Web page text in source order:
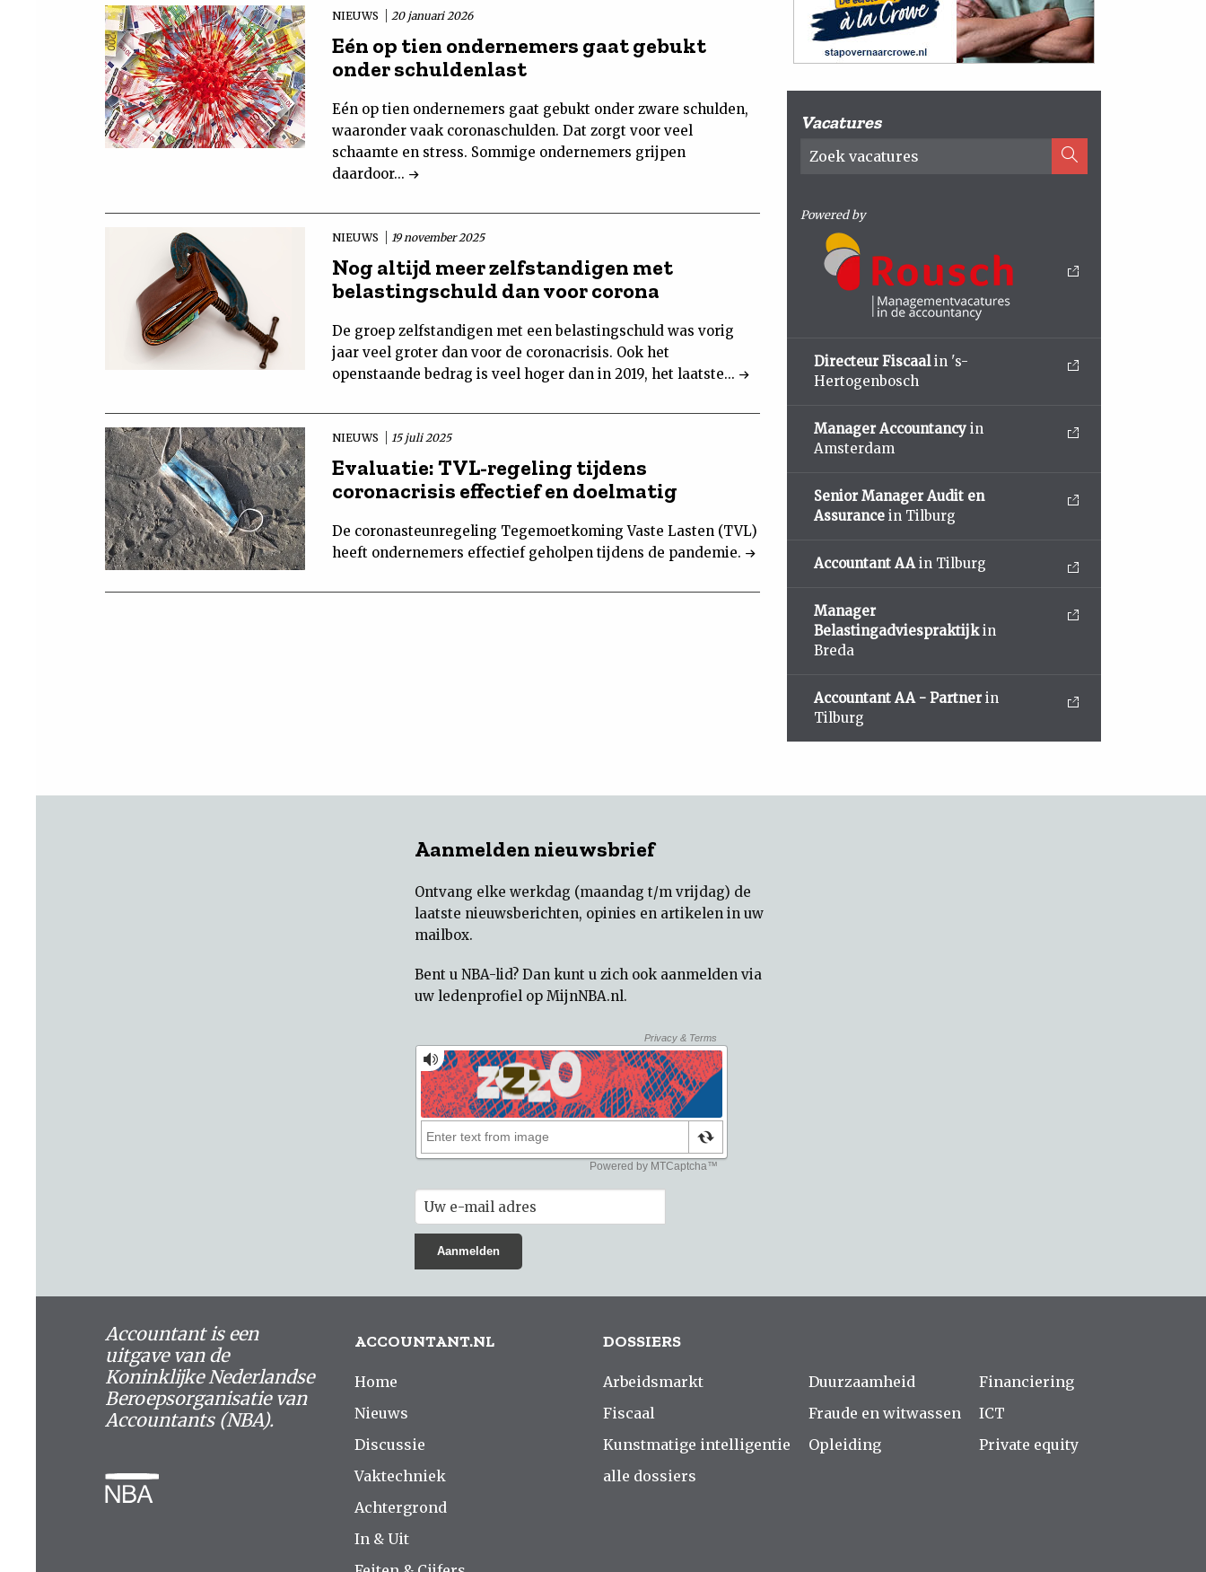
NIEUWS 20 januari 2026
Eén op tien ondernemers gaat gebukt
onder schuldenlast
Eén op tien ondernemers gaat gebukt onder zware schulden,
waaronder vaak coronaschulden. Dat zorgt voor veel
schaamte en stress. Sommige ondernemers grijpen
daardoor...
NIEUWS 19 november 2025
Nog altijd meer zelfstandigen met
belastingschuld dan voor corona
De groep zelfstandigen met een belastingschuld was vorig
jaar veel groter dan voor de coronacrisis. Ook het
openstaande bedrag is veel hoger dan in 2019, het laatste...
NIEUWS 15 juli 2025
Evaluatie: TVL-regeling tijdens
coronacrisis effectief en doelmatig
De coronasteunregeling Tegemoetkoming Vaste Lasten (TVL)
heeft ondernemers effectief geholpen tijdens de pandemie.
Vacatures
Powered by
Directeur Fiscaalin 's-
Hertogenbosch
Manager Accountancy in
Amsterdam
Senior Manager Audit en
Assurance in Tilburg
Accountant AAin Tilburg
Manager
Belastingadviespraktijkin
Breda
Accountant AA - Partner in
Tilburg
Aanmelden nieuwsbrief
Ontvang elke werkdag (maandag t/m vrijdag) de
laatste nieuwsberichten, opinies en artikelen in uw
mailbox.
Bent u NBA-lid? Dan kunt u zich ook aanmelden via
uw ledenprofiel op MijnNBA.nl.
Accountant is een
uitgave van de
Koninklijke Nederlandse
Beroepsorganisatie van
Accountants (NBA).
ACCOUNTANT.NL
Home
Nieuws
Discussie
Vaktechniek
Achtergrond
In & Uit
DOSSIERS
Arbeidsmarkt
Fiscaal
Kunstmatige intelligentie
alle dossiers
Duurzaamheid
Fraude en witwassen
Opleiding
Financiering
ICT
Private equity